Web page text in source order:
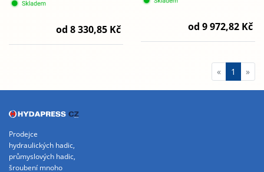
od 8 330,85 Kč od 9 972,82 Kč
« 1 »
Prodejce
hydraulických hadic,
průmyslových hadic,
šroubení mnoho